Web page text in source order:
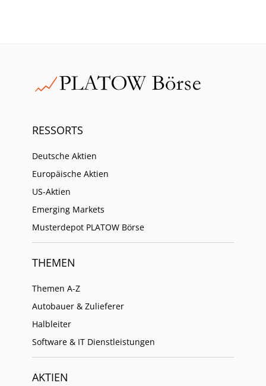
RESSORTS
Deutsche Aktien
Europäische Aktien
US-Aktien
Emerging Markets
Musterdepot PLATOW Börse
THEMEN
Themen A-Z
Autobauer & Zulieferer
Halbleiter
Software & IT Dienstleistungen
AKTIEN